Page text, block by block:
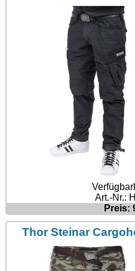
Art.-Nr.:
Preis:
Thor Steinar